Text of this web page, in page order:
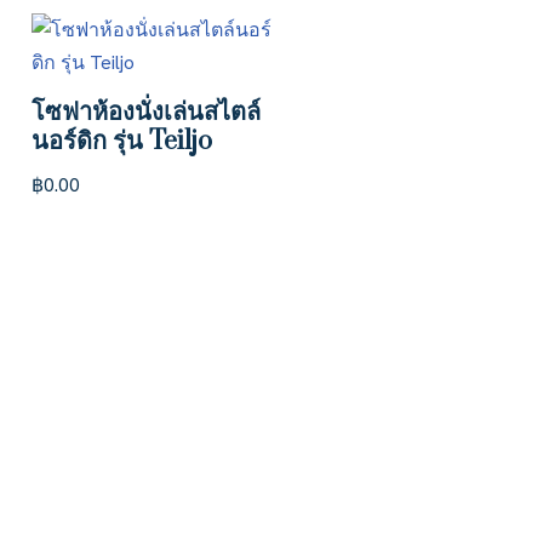
โซฟาห้องนั่งเล่นสไตล์
นอร์ดิก รุ่น Teiljo
฿0.00